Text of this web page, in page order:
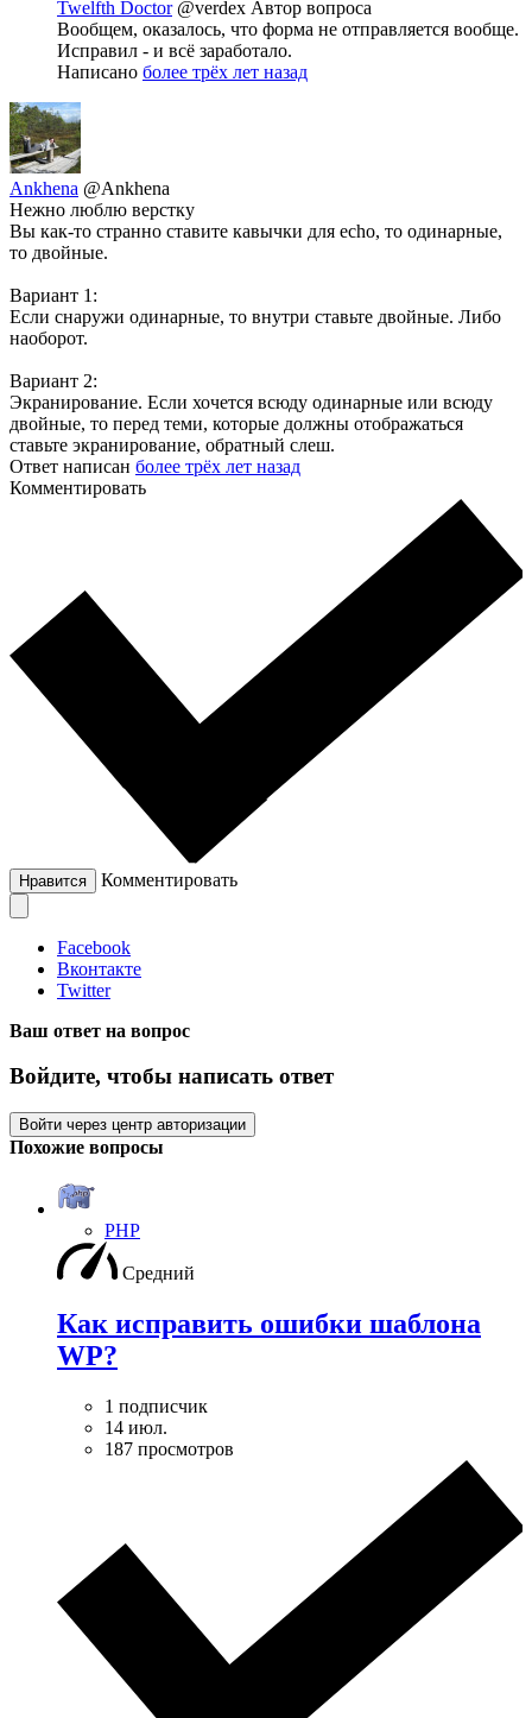
Twelfth Doctor @verdex Автор вопроса
Вообщем, оказалось, что форма не отправляется вообще.
Исправил - и всё заработало.
Написано более трёх лет назад
Ankhena @Ankhena
Нежно люблю верстку
Вы как-то странно ставите кавычки для echo, то одинарные,
то двойные.
Вариант 1:
Если снаружи одинарные, то внутри ставьте двойные. Либо
наоборот.
Вариант 2:
Экранирование. Если хочется всюду одинарные или всюду
двойные, то перед теми, которые должны отображаться
ставьте экранирование, обратный слеш.
Ответ написан более трёх лет назад
Комментировать
Нравится Комментировать
Facebook
Вконтакте
Twitter
Ваш ответ на вопрос
Войдите, чтобы написать ответ
Войти через центр авторизации
Похожие вопросы
PHP
Средний
Как исправить ошибки шаблона
WP?
1 подписчик
14 июл.
187 просмотров